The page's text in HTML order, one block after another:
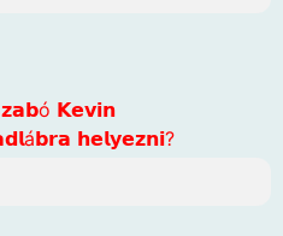
𝗞𝗲𝘃𝗶𝗻
𝗵𝗲𝗹𝘆𝗲𝘇𝗻𝗶?